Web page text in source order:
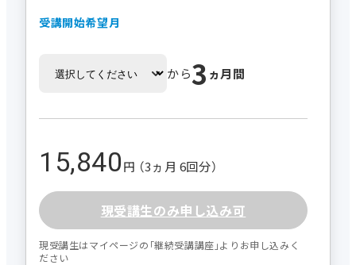
受講開始希望月
から3 ヵ月間
15,840円 （3ヵ月 6回分）
現受講生のみ申し込み可
現受講生はマイページの｢継続受講講座｣よりお申し込みく
ださい